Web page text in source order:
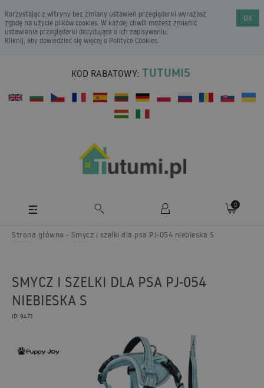
Korzystając z witryny bez zmiany ustawień przeglądarki wyrażasz
zgodę na użycie plików cookies. W każdej chwili możesz zmienić
ustawienia przeglądarki decydujące o ich zapisywaniu.
Kliknij, aby dowiedzieć się więcej o Polityce Cookies.
OK
KOD RABATOWY: TUTUMI5
0
Strona główna Smycz i szelki dla psa PJ-054 niebieska S
SMYCZ I SZELKI DLA PSA PJ-054
NIEBIESKA S
ID: 9471